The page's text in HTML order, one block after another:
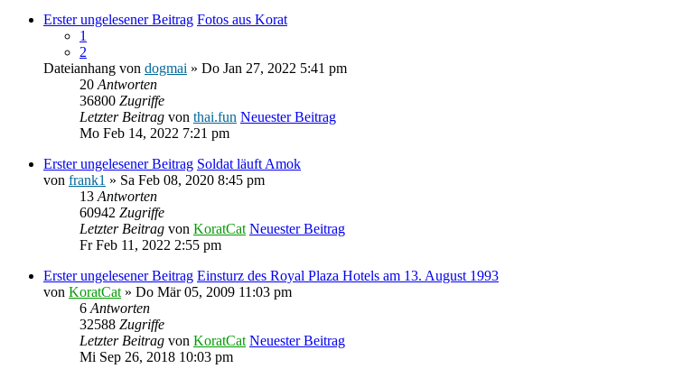
Erster ungelesener Beitrag Fotos aus Korat
1
2
Dateianhang von dogmai » Do Jan 27, 2022 5:41 pm
20 Antworten
36800 Zugriffe
Letzter Beitrag von thai.fun Neuester Beitrag
Mo Feb 14, 2022 7:21 pm
Erster ungelesener Beitrag Soldat läuft Amok
von frank1 » Sa Feb 08, 2020 8:45 pm
13 Antworten
60942 Zugriffe
Letzter Beitrag von KoratCat Neuester Beitrag
Fr Feb 11, 2022 2:55 pm
Erster ungelesener Beitrag Einsturz des Royal Plaza Hotels am 13. August 1993
von KoratCat » Do Mär 05, 2009 11:03 pm
6 Antworten
32588 Zugriffe
Letzter Beitrag von KoratCat Neuester Beitrag
Mi Sep 26, 2018 10:03 pm